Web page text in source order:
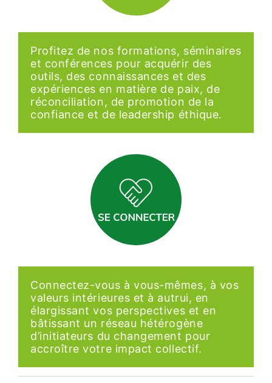
Profitez de nos formations, séminaires
et conférences pour acquérir des
outils, des connaissances et des
expériences en matière de paix, de
réconciliation, de promotion de la
confiance et de leadership éthique.
Connectez-vous à vous-mêmes, à vos
valeurs intérieures et à autrui, en
élargissant vos perspectives et en
bâtissant un réseau hétérogène
d’initiateurs du changement pour
accroître votre impact collectif.